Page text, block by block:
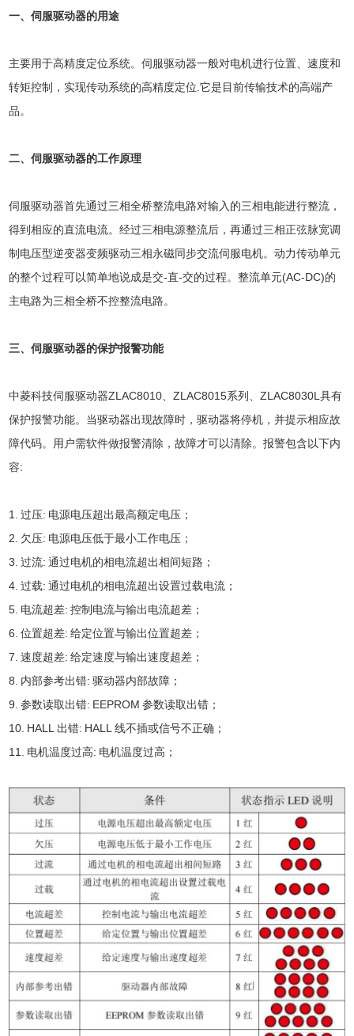
一、伺服驱动器的用途
主要用于高精度定位系统。伺服驱动器一般对电机进行位置、速度和
转矩控制，实现传动系统的高精度定位.它是目前传输技术的高端产
品。
二、伺服驱动器的工作原理
伺服驱动器首先通过三相全桥整流电路对输入的三相电能进行整流，
得到相应的直流电流。经过三相电源整流后，再通过三相正弦脉宽调
制电压型逆变器变频驱动三相永磁同步交流伺服电机。动力传动单元
的整个过程可以简单地说成是交-直-交的过程。整流单元(AC-DC)的
主电路为三相全桥不控整流电路。
三、伺服驱动器的保护报警功能
中菱科技伺服驱动器ZLAC8010、ZLAC8015系列、ZLAC8030L具有
保护报警功能。当驱动器出现故障时，驱动器将停机，并提示相应故
障代码。用户需软件做报警清除，故障才可以清除。报警包含以下内
容:
1. 过压: 电源电压超出最高额定电压；
2. 欠压: 电源电压低于最小工作电压；
3. 过流: 通过电机的相电流超出相间短路；
4. 过载: 通过电机的相电流超出设置过载电流；
5. 电流超差: 控制电流与输出电流超差；
6. 位置超差: 给定位置与输出位置超差；
7. 速度超差: 给定速度与输出速度超差；
8. 内部参考出错: 驱动器内部故障；
9. 参数读取出错: EEPROM 参数读取出错；
10. HALL 出错: HALL 线不插或信号不正确；
11. 电机温度过高: 电机温度过高；